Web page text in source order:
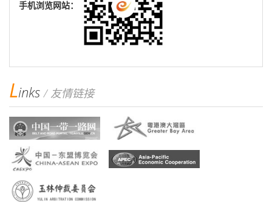
手机浏览网站：
Links/ 友情链接